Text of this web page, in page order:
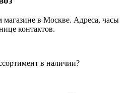
магазине в Москве. Адреса, часы
контактов.
в наличии?